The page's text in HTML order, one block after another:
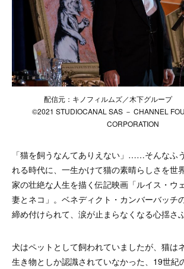
配信元：キノフィルムズ／木下グループ
©2021 STUDIOCANAL SAS － CHANNEL
CORPORATION
「猫を飼うなんてありえない」……そんなふ
れる時代に、一生かけて猫の素晴らしさを世
家の壮絶な人生を描く伝記映画「ルイス・ウ
妻とネコ」。ベネディクト・カンバーバッチ
締め付けられて、涙が止まらなくなる心揺さ
犬はペットとして飼われていましたが、猫は
生き物としか認識されていなかった、19世紀